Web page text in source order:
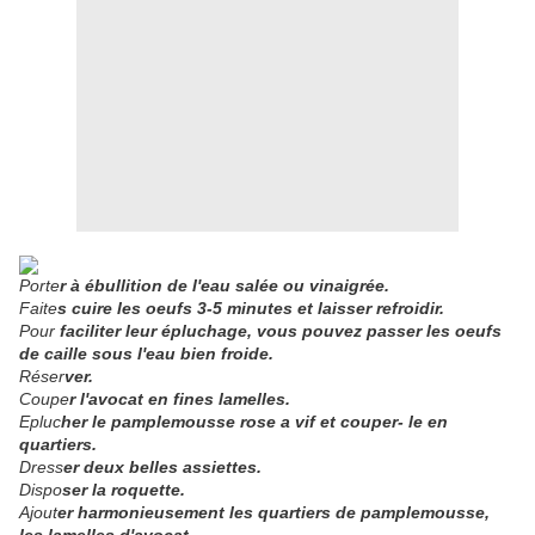
Porter à ébullition de l'eau salée ou vinaigrée.
Faites cuire les oeufs 3-5 minutes et laisser refroidir.
Pour faciliter leur épluchage, vous pouvez passer les oeufs
de caille sous l'eau bien froide.
Réserver.
Couper l'avocat en fines lamelles.
Eplucher le pamplemousse rose a vif et couper- le en
quartiers.
Dresser deux belles assiettes.
Disposer la roquette.
Ajouter harmonieusement les quartiers de pamplemousse,